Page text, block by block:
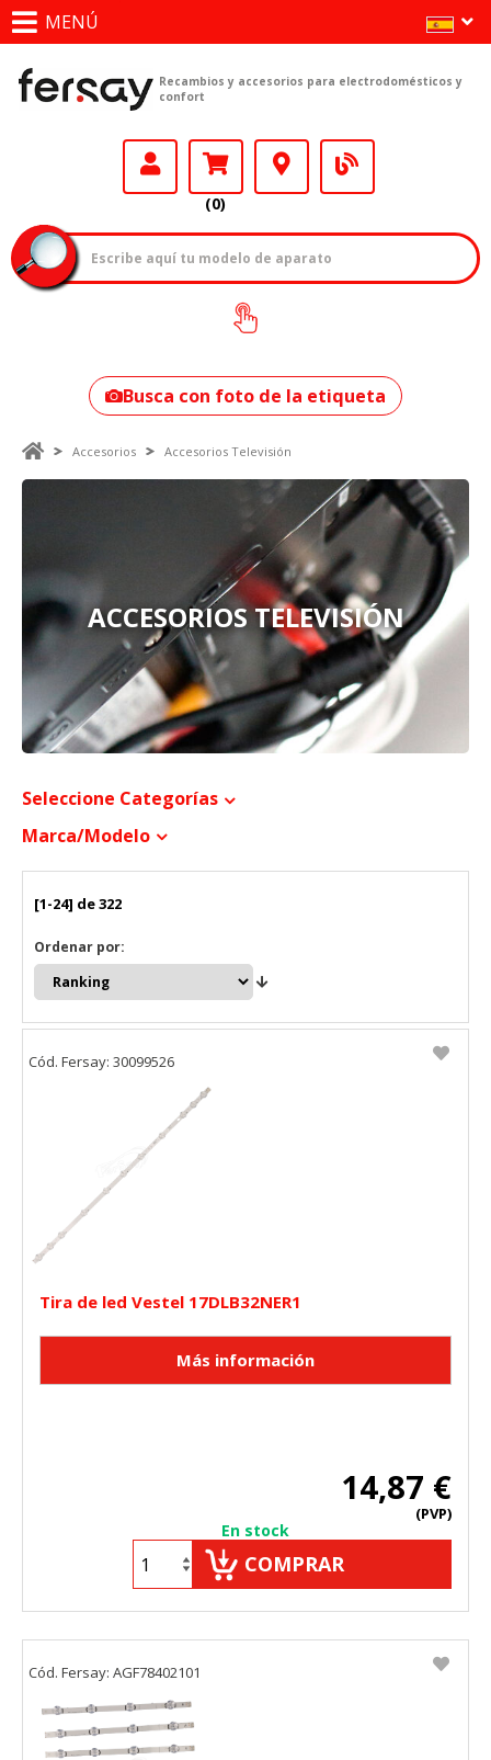
MENÚ
Recambios y accesorios para electrodomésticos y
confort
(0)
¿Cómo encontrar
tu modelo?
Busca con foto de la etiqueta
Accesorios Accesorios Televisión
ACCESORIOS TELEVISIÓN
Seleccione Categorías
Marca/modelo
[1-24] de 322
Ordenar por:
Tira de led Vestel 17DLB32NER1
14,87 €
(PVP)
En stock
COMPRAR
Cód. Fersay: 30099526
Cód. Fersay: AGF78402101